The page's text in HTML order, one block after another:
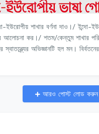
ইউরোপীয় শাখার বর্ণনা দাও।/ ইন্দো-
কর।/ শতম/কেন্তুম শাখার পরিচয় দাও।
স্বাতন্ত্র্যের অভিজ্ঞানটি হল মন।
আরও পোস্ট লোড করুন